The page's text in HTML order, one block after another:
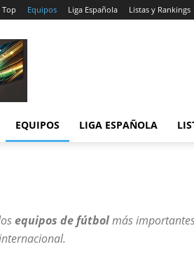
Top Equipos Liga Española Listas y Rankings
EQUIPOS LIGA ESPAÑOLA
equipos de fútbolmás